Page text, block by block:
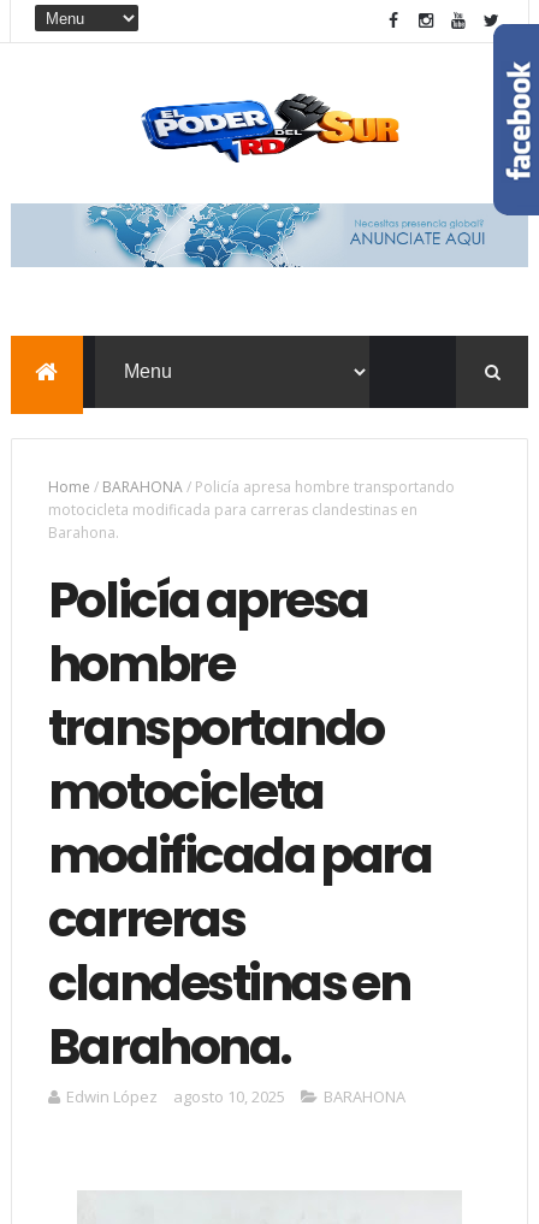
Home / BARAHONA/ Policía apresa hombre transportando
motocicleta modificada para carreras clandestinas en
Barahona.
Policía apresa
hombre
transportando
motocicleta
modificada para
carreras
clandestinas en
Barahona.
Edwin López agosto 10, 2025 BARAHONA